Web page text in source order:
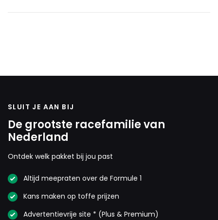
SLUIT JE AAN BIJ
De grootste racefamilie van
Nederland
Ontdek welk pakket bij jou past
Altijd meepraten over de Formule 1
Kans maken op toffe prijzen
Advertentievrije site * (Plus & Premium)